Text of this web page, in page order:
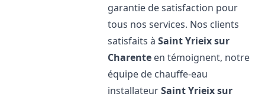
garantie de satisfaction pour
tous nos services. Nos clients
satisfaits àSaint Yrieix sur
Charente en témoignent, notre
équipe de chauffe-eau
installateurSaint Yrieix sur